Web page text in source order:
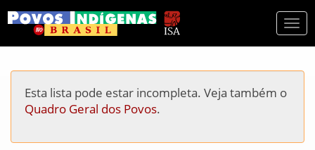
Esta lista pode estar incompleta. Veja também o
Quadro Geral dos Povos.